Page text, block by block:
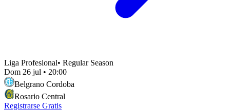
Liga Profesional• Regular Season
Dom 26 jul • 20:00
Belgrano Cordoba
Rosario Central
Registrarse Gratis